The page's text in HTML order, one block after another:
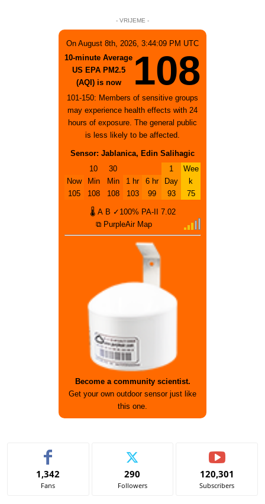
- VRIJEME -
On August 8th, 2026, 3:44:09 PM UTC
10-minute Average
US EPA PM2.5
(AQI) is now
108
101-150: Members of sensitive groups
may experience health effects with 24
hours of exposure. The general public
is less likely to be affected.
Sensor: Jablanica, Edin Salihagic
Now
105
10
Min
108
30
Min
108
1 hr
103
6 hr
99
1
Day
93
Wee
k
75
🌡 A B ✓100% PA-II
7.02
⧉ PurpleAir Map
Become a community scientist.
Get your own outdoor sensor just like
this one.
1,342
Fans
290
Followers
120,301
Subscribers